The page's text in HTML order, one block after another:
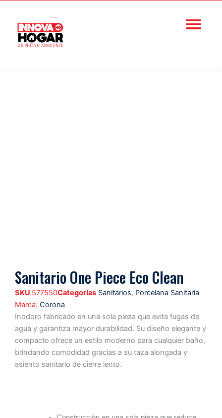
Sanitario One Piece Eco Clean
SKU 577550Categorías Sanitarios, Porcelana Sanitaria
Marca: Corona
Inodoro fabricado en una sola pieza que evita fugas de
agua y garantiza mayor durabilidad. Su diseño elegante y
compacto ofrece un estilo moderno para cualquier baño,
brindando comodidad gracias a su taza alongada y
asiento sanitario de cierre lento.